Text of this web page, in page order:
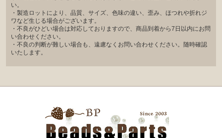
い。
・製造ロットにより、品質、サイズ、色味の違い、歪み、ほつれや折れジ
ワなど生じる場合がございます。
・不良がひどい場合は対応しておりますので、商品到着から7日以内にお問
い合わせください。
・不良の判断が難しい場合も、遠慮なくお問い合わせください。随時確認
いたします。